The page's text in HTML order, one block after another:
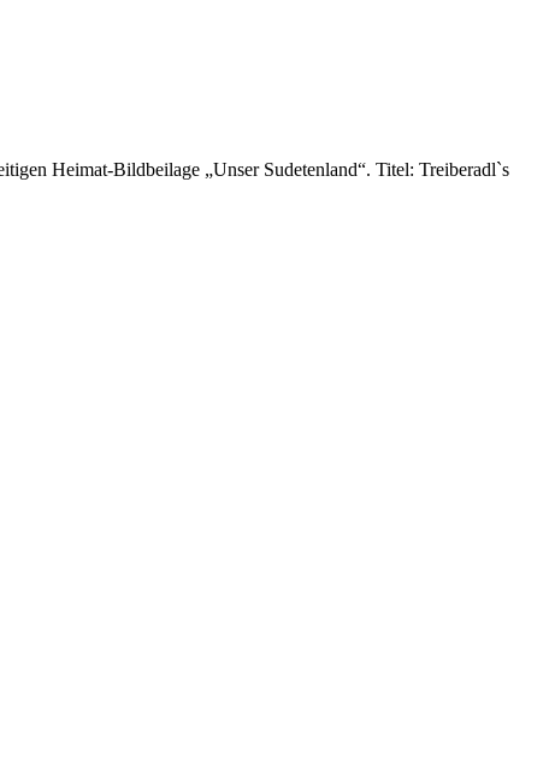
Heimat-Bildbeilage „Unser Sudetenland“. Titel: Treiberadl`s